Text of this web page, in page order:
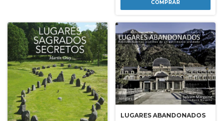
LUGARES ABANDONADOS